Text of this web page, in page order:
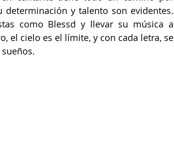
y talento son evidentes.
como Blessd y llevar su música a
el cielo es el límite, y con cada letra, se